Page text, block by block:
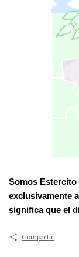
Somos Estercito
exclusivamente
significa que el
Compartir